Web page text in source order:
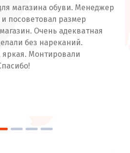
магазина обуви. Менеджер
посоветовал размер
Очень адекватная
без нареканий.
яркая. Монтировали